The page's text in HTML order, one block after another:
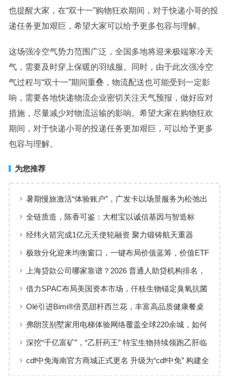
也提醒大家，在“双十一”购物狂欢期间，对于快递小哥的投
递任务更加艰巨，希望大家可以给予更多包容与理解。
这场强冷空气势力范围广泛，全国多地将迎来极端寒冷天
气，需要及时穿上保暖的羽绒服。同时，由于此次强冷空
气过程与“双十一”期间重叠，物流配送也可能受到一定影
响，需要各地快递物流企业密切关注天气预报，做好应对
措施，尽量减少对物流运输的影响。希望大家在购物狂欢
期间，对于快递小哥的投递任务更加艰巨，可以给予更多
包容与理解。
为您推荐
暑期慢旅激活“体验账户”，广发卡以场景服务为松弛出
行添彩
全链质造，陈香可鉴：大柑宝以诚信基因与智造标
准，定义新会陈皮高质量发展
经纬火箭完成1亿元天使轮融资 聚力锻铸航天重器
极致分化迎来均衡窗口，一键布局价值蓝筹，价值ETF
华夏火热开售
上海贷款公司哪家靠谱？2026 普通人助贷机构排名，
工薪族借钱选择指南
借力SPAC布局美国资本市场，仟枝生物锚定臭氧抗菌
黄金赛道
Olé引进Bimi®倍觅甜杆西兰花，丰富高品质健康餐桌
新选择
弗朗茨别墅家用电梯体验网络覆盖全球220余城，如何
实现高效服务响应
深挖“千亿富矿”，“乙肝药王” 特宝生物持续领跑乙肝临
床治愈
cdf中免海南官方商城正式更名 升级为“cdf中免” 构建全